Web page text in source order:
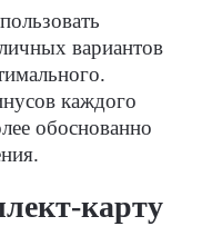
вариантов
каждого
обоснованно
карту